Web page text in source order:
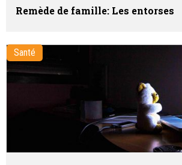
Remède de famille: Les entorses
Santé